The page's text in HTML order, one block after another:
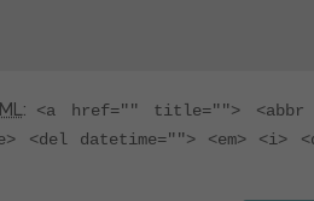
: <a href="" title=""> <abbr
<del datetime=""> <em> <i>